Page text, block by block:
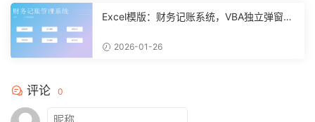
Excel模版：财务记账系统，VBA独立弹窗，
2026-01-26
评论 0